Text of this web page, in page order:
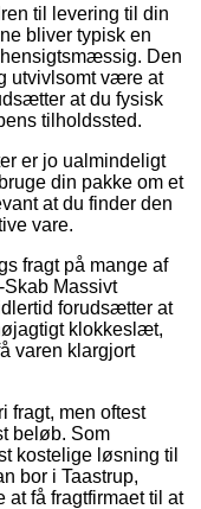
til levering til din
bliver typisk en
Den
utvivlsomt være at
at du fysisk
tilholdssted.
er jo ualmindeligt
din pakke om et
at du finder den
vare.
fragt på mange af
Massivt
forudsætter at
klokkeslæt,
varen klargjort
fragt, men oftest
beløb. Som
kostelige løsning til
bor i Taastrup,
få fragtfirmaet til at